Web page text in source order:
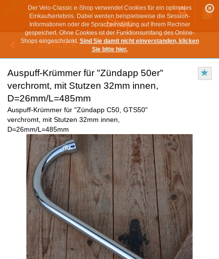
Der Velo-Classic e-Shop verwendet Cookies für ein optimales
Einkaufserlebnis. Dabei werden beispielsweise die Session-
Informationen oder die Spracheinstellung auf Ihrem Rechner
gespeichert. Ohne Cookies ist der Funktionsumfang des Online-
Shops eingeschränkt. Sind Sie damit nicht einverstanden, klicken
Sie bitte hier.
ZURÜCK
Auspuff-Krümmer für "Zündapp 50er"
verchromt, mit Stutzen 32mm innen,
D=26mm/L=485mm
Auspuff-Krümmer für "Zündapp C50, GTS50"
verchromt, mit Stutzen 32mm innen,
D=26mm/L=485mm